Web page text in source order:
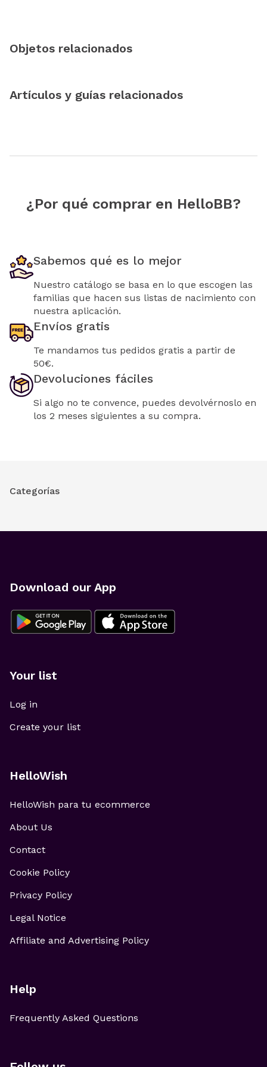
Objetos relacionados
Artículos y guías relacionados
¿Por qué comprar en HelloBB?
Sabemos qué es lo mejor
Nuestro catálogo se basa en lo que escogen las
familias que hacen sus listas de nacimiento con
nuestra aplicación.
Envíos gratis
Te mandamos tus pedidos gratis a partir de
50€.
Devoluciones fáciles
Si algo no te convence, puedes devolvérnoslo en
los 2 meses siguientes a su compra.
Categorías
Download our App
Your list
Log in
Create your list
HelloWish
HelloWish para tu ecommerce
About Us
Contact
Cookie Policy
Privacy Policy
Legal Notice
Affiliate and Advertising Policy
Help
Frequently Asked Questions